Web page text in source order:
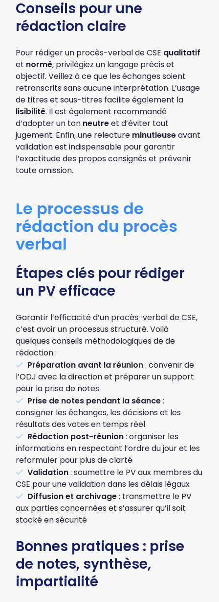
Conseils pour une
rédaction claire
Pour rédiger un procès-verbal de CSE qualitatif
et normé, privilégiez un langage précis et
objectif. Veillez à ce que les échanges soient
retranscrits sans aucune interprétation. L’usage
de titres et sous-titres facilite également la
lisibilité. Il est également recommandé
d’adopter un ton neutreet d’éviter tout
jugement. Enfin, une relecture minutieuseavant
validation est indispensable pour garantir
l’exactitude des propos consignés et prévenir
toute omission.
Le processus de
rédaction du procès
verbal
Étapes clés pour rédiger
un PV efficace
Garantir l’efficacité d’un procès-verbal de CSE,
c’est avoir un processus structuré. Voilà
quelques conseils méthodologiques de de
rédaction :
Préparation avant la réunion: convenir de
l’ODJ avec la direction et préparer un support
pour la prise de notes
Prise de notes pendant la séance:
consigner les échanges, les décisions et les
résultats des votes en temps réel
Rédaction post-réunion: organiser les
informations en respectant l’ordre du jour et les
reformuler pour plus de clarté
Validation: soumettre le PV aux membres du
CSE pour une validation dans les délais légaux
Diffusion et archivage: transmettre le PV
aux parties concernées et s’assurer qu’il soit
stocké en sécurité
Bonnes pratiques : prise
de notes, synthèse,
impartialité